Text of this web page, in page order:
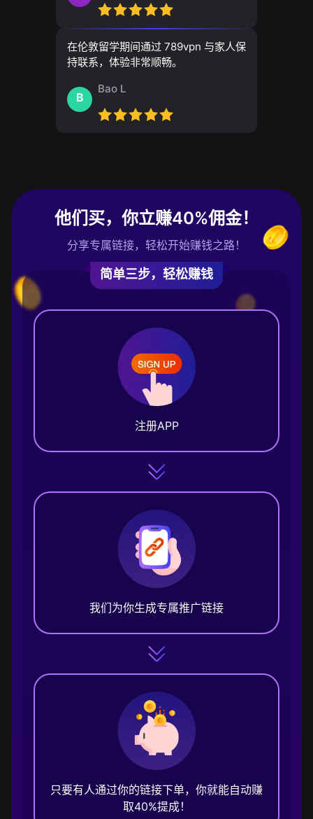
在伦敦留学期间通过 789vpn 与家人保
持联系，体验非常顺畅。
B
Bao L
他们买，你立赚40%佣金！
分享专属链接，轻松开始赚钱之路！
简单三步，轻松赚钱
注册APP
我们为你生成专属推广链接
只要有人通过你的链接下单，你就能自动赚
取40%提成！